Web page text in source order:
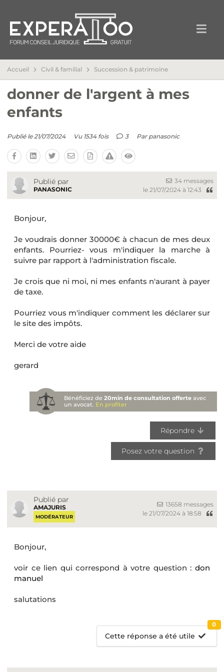
Accueil Civil & familial Succession & patrimoine
donner de l'argent à mes
enfants
Publié le 21/07/2024 Vu 1534 fois 3 Par panasonic
Publié par
PANASONIC
34 messages
le 21/07/2024 à 12:43
Bonjour,
Je voudrais donner 30000€ à chacun de mes deux
enfants. Pourriez- vous m'indiquer la marche à
suivre par rapport à l'administration fiscale.
Je crois que ni moi, ni mes enfants n'aurant à payer
de taxe.
Pourriez vous m'indiquer comment les déclarer sur
le site des impôts.
Merci de votre aide
gerard
Bénéficiez de20min de consultation offerte avec
un avocat. En profiter
Répondre
Posez votre question
Publié par
AMAJURIS
MODÉRATEUR
13658 messages
le 21/07/2024 à 18:58
Bonjour,
voir ce lien qui correspond à votre question : don
manuel
salutations
Cette réponse a été utile
0